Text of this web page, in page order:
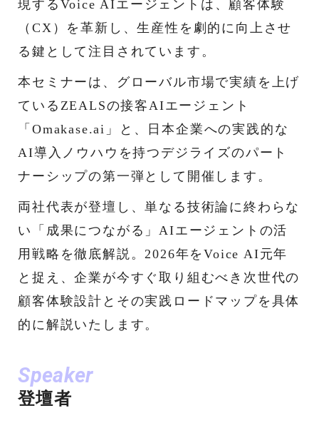
現するVoice AIエージェントは、顧客体験
（CX）を革新し、生産性を劇的に向上させ
る鍵として注目されています。
本セミナーは、グローバル市場で実績を上げ
ているZEALSの接客AIエージェント
「Omakase.ai」と、日本企業への実践的な
AI導入ノウハウを持つデジライズのパート
ナーシップの第一弾として開催します。
両社代表が登壇し、単なる技術論に終わらな
い「成果につながる」AIエージェントの活
用戦略を徹底解説。2026年をVoice AI元年
と捉え、企業が今すぐ取り組むべき次世代の
顧客体験設計とその実践ロードマップを具体
的に解説いたします。
Speaker
登壇者